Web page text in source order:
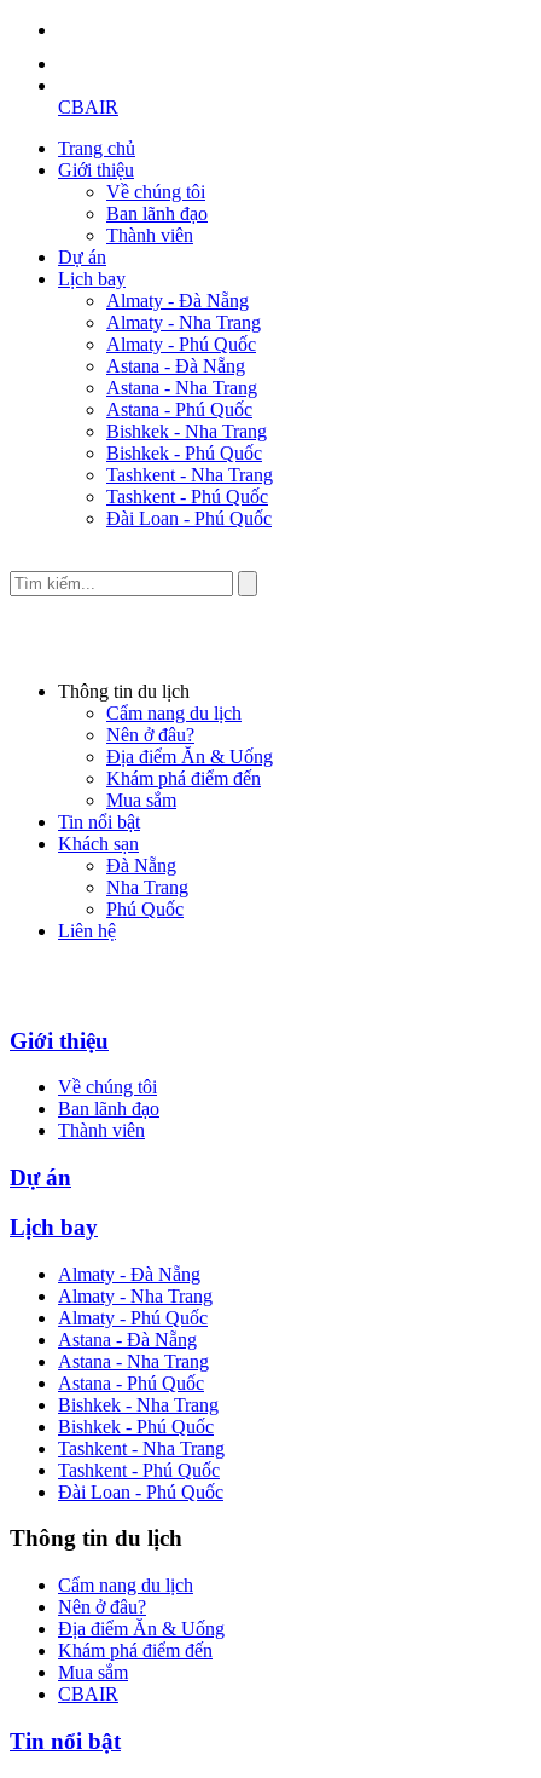
CBAIR
Trang chủ
Giới thiệu
Về chúng tôi
Ban lãnh đạo
Thành viên
Dự án
Lịch bay
Almaty - Đà Nẵng
Almaty - Nha Trang
Almaty - Phú Quốc
Astana - Đà Nẵng
Astana - Nha Trang
Astana - Phú Quốc
Bishkek - Nha Trang
Bishkek - Phú Quốc
Tashkent - Nha Trang
Tashkent - Phú Quốc
Đài Loan - Phú Quốc
Thông tin du lịch
Cẩm nang du lịch
Nên ở đâu?
Địa điểm Ăn & Uống
Khám phá điểm đến
Mua sắm
Tin nổi bật
Khách sạn
Đà Nẵng
Nha Trang
Phú Quốc
Liên hệ
Giới thiệu
Về chúng tôi
Ban lãnh đạo
Thành viên
Dự án
Lịch bay
Almaty - Đà Nẵng
Almaty - Nha Trang
Almaty - Phú Quốc
Astana - Đà Nẵng
Astana - Nha Trang
Astana - Phú Quốc
Bishkek - Nha Trang
Bishkek - Phú Quốc
Tashkent - Nha Trang
Tashkent - Phú Quốc
Đài Loan - Phú Quốc
Thông tin du lịch
Cẩm nang du lịch
Nên ở đâu?
Địa điểm Ăn & Uống
Khám phá điểm đến
Mua sắm
CBAIR
Tin nổi bật